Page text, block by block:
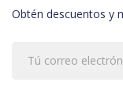
Obtén descuentos y